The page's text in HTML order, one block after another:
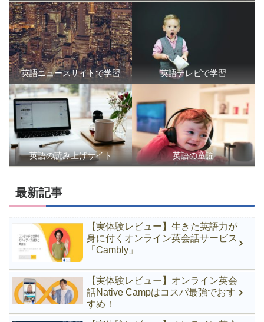
英語ニュースサイトで学習 英語テレビで学習
英語の読み上げサイト 英語の童謡
最新記事
【実体験レビュー】生きた英語力が
身に付くオンライン英会話サービス
「Cambly」
【実体験レビュー】オンライン英会
話Native Campはコスパ最強でおす
すめ！